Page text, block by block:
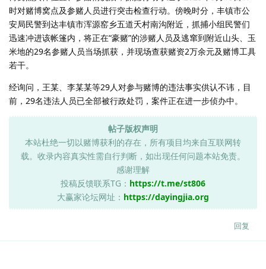
时对赌博窝点及参赌人员进行突击检查行动。傍晚时分，丰镇市公
安局民警到达丰镇市浑源窑乡五道夭村南沟附近，抓捕小组民警们
迅速冲进该帐篷内，将正在“豪赌”的涉赌人员及逃窜到附近山头、玉
米地的29名参赌人员当场抓获，并现场查获赌资2万余元及赌博工具
若干。
经询问，王某、李某某等29人对参与赌博的违法事实供认不讳，目
前，29名违法人员已全部被行政处罚，案件正在进一步侦办中。
帖子版权声明
本站杜绝一切以赌博获利的存在，所有项目均来自互联网转
载。收录内容真实性需自行判断，如出现任何问题本站免责。
感谢理解
投稿反馈联系TG： https://t.me/st806
大赢家论坛网址： https://dayingjia.org
回复